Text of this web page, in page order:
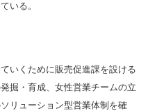
いる。
いくために販売促進課を設ける
掘・育成、女性営業チームの立
リューション型営業体制を確